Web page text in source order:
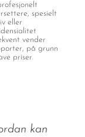
spesielt
eller
vender
på grunn
priser.
kan